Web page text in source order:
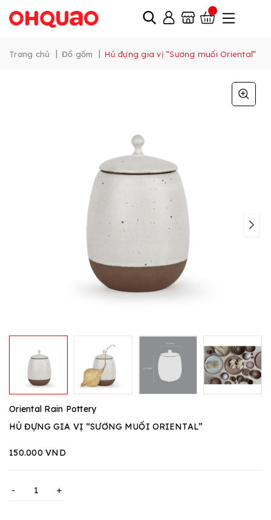
Trang chủ | Đồ gốm | Hủ đựng gia vị “Sương muối Oriental”
Oriental Rain Pottery
HỦ ĐỰNG GIA VỊ “SƯƠNG MUỐI ORIENTAL”
150.000 VND
- +